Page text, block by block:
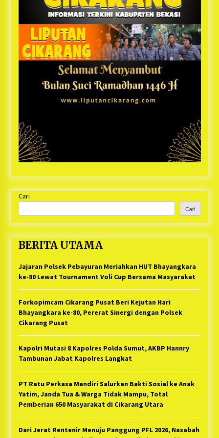
Cari
Cari
BERITA UTAMA
Jajaran Polsek Pebayuran Meriahkan HUT Bhayangkara
ke-80 Lewat Tournament Voli Cup Bersama Masyarakat
Forkopimcam Cikarang Pusat Beri Kejutan Hari
Bhayangkara ke-80, Pererat Sinergi dengan Polsek
Cikarang Pusat
Kapolri Mutasi 8 Kapolres Polda Sumut, AKBP Hannry
Tambunan Jabat Kapolres Langkat
PT Ratu Perkasa Mandiri Salurkan Bakti Sosial ke Anak
Yatim, Janda Tua & Warga Tidak Mampu, Total
Pemberian 650 Masyarakat di Cikarang Utara
Dari Jerat Rentenir Menuju Panggung PFL 2026, Nasabah